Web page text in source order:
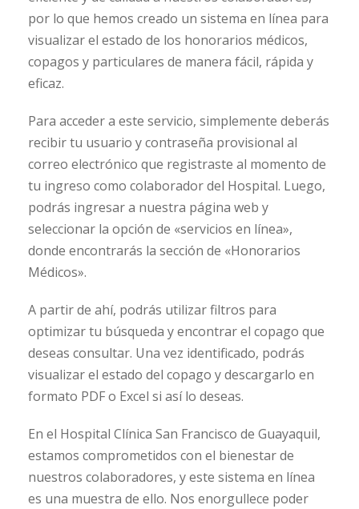
por lo que hemos creado un sistema en línea para
visualizar el estado de los honorarios médicos,
copagos y particulares de manera fácil, rápida y
eficaz.
Para acceder a este servicio, simplemente deberás
recibir tu usuario y contraseña provisional al
correo electrónico que registraste al momento de
tu ingreso como colaborador del Hospital. Luego,
podrás ingresar a nuestra página web y
seleccionar la opción de «servicios en línea»,
donde encontrarás la sección de «Honorarios
Médicos».
A partir de ahí, podrás utilizar filtros para
optimizar tu búsqueda y encontrar el copago que
deseas consultar. Una vez identificado, podrás
visualizar el estado del copago y descargarlo en
formato PDF o Excel si así lo deseas.
En el Hospital Clínica San Francisco de Guayaquil,
estamos comprometidos con el bienestar de
nuestros colaboradores, y este sistema en línea
es una muestra de ello. Nos enorgullece poder